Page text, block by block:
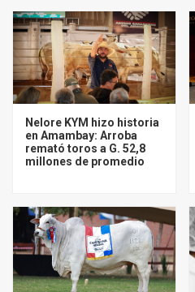
Nelore KYM hizo historia
en Amambay: Arroba
remató toros a G. 52,8
millones de promedio